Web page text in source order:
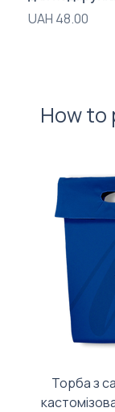
Price
UAH 48.00
How to
Торба з